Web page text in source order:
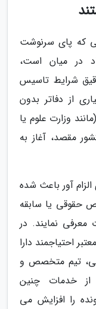
که پای سرنوشت
در میان است،
شرایط تاسیس
از دفاتر بدون
وزارت علوم یا
مقصد، آغاز به
آور باعث شده
حقوقی یا سابقه
معرفی نمایند. در
احتیاجمند دارا
تیم متخصص و
از خدمات چنین
را افزایش می